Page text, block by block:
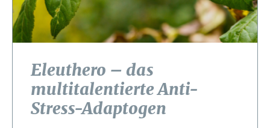
Eleuthero – das
multitalentierte Anti-
Stress-Adaptogen